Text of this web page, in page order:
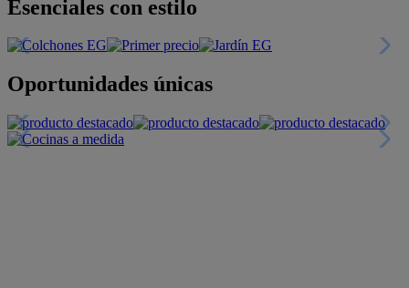
Esenciales con estilo
Oportunidades únicas